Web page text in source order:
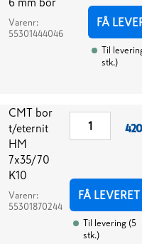
Varenr:
55301444046
FÅ
Til
stk.)
CMT bor
t/eternit
HM
7x35/70
K10
Varenr:
55301870244
FÅ LEVERET
Til levering (5
stk.)